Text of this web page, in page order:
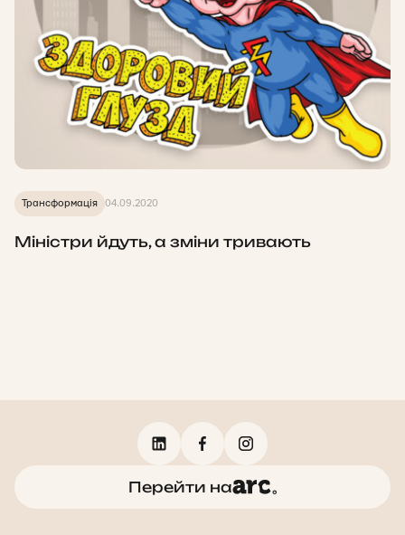
Трансформація 04.09.2020
Міністри йдуть, а зміни тривають
Перейти на